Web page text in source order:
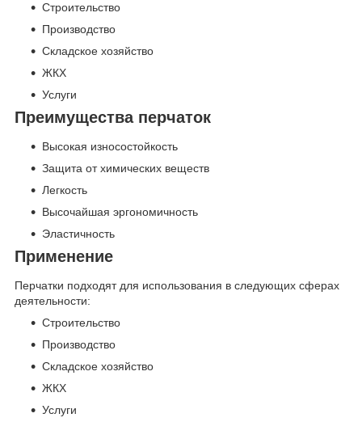
Строительство
Производство
Складское хозяйство
ЖКХ
Услуги
Преимущества перчаток
Высокая износостойкость
Защита от химических веществ
Легкость
Высочайшая эргономичность
Эластичность
Применение
Перчатки подходят для использования в следующих сферах
деятельности:
Строительство
Производство
Складское хозяйство
ЖКХ
Услуги